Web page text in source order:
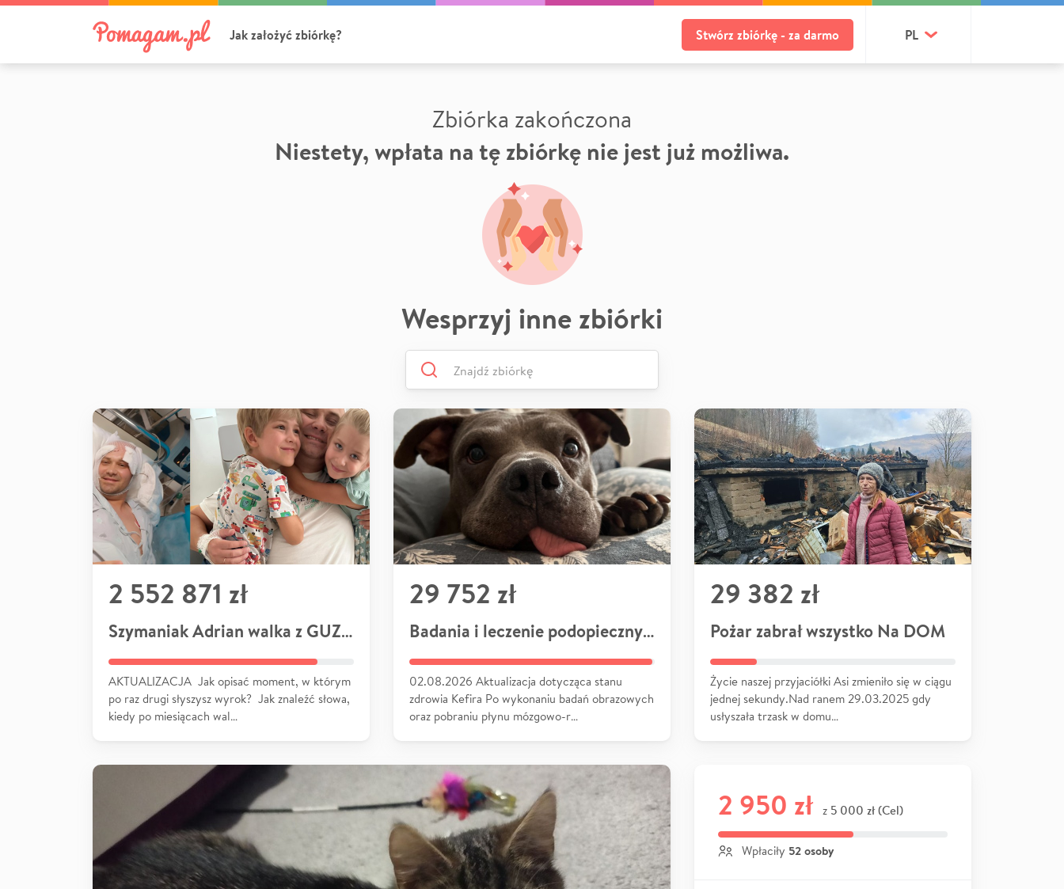
Jak założyć zbiórkę? Stwórz zbiórkę - za darmo PL
Zbiórka zakończona
Niestety, wpłata na tę zbiórkę nie jest już możliwa.
Wesprzyj inne zbiórki
2 552 871 zł
Szymaniak Adrian walka z GUZEM
AKTUALIZACJA Jak opisać moment, w którym
po raz drugi słyszysz wyrok? Jak znaleźć słowa,
kiedy po miesiącach wal…
29 752 zł
Badania i leczenie podopiecznych
02.08.2026 Aktualizacja dotycząca stanu
zdrowia Kefira Po wykonaniu badań obrazowych
oraz pobraniu płynu mózgowo-r…
29 382 zł
Pożar zabrał wszystko Na DOM
Życie naszej przyjaciółki Asi zmieniło się w ciągu
jednej sekundy.Nad ranem 29.03.2025 gdy
usłyszała trzask w domu…
2 950 zł z 5 000 zł (Cel)
Wpłaciły 52 osoby